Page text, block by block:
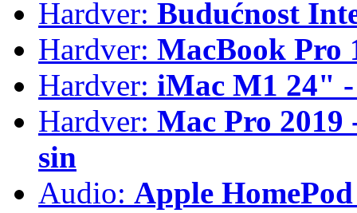
Hardver: Budućnost
Hardver: MacBook Pro
Hardver: iMac M1 24"
Hardver: Mac Pro
sin
Audio: Apple